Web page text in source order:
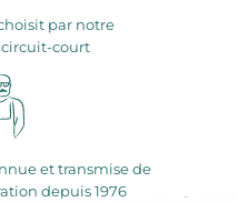
par notre
court
et transmise de
depuis 1976